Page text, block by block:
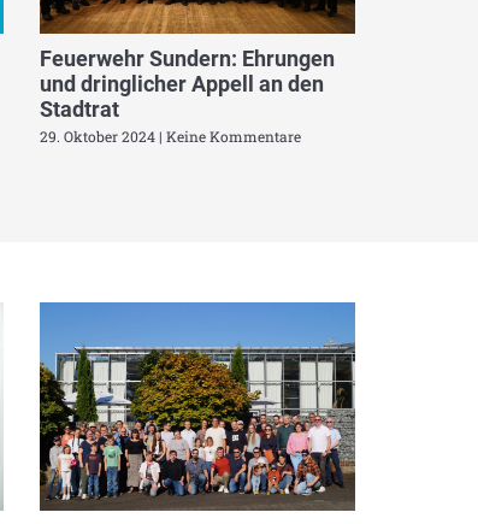
Feuerwehr Sundern: Ehrungen
und dringlicher Appell an den
Stadtrat
29. Oktober 2024 Keine Kommentare